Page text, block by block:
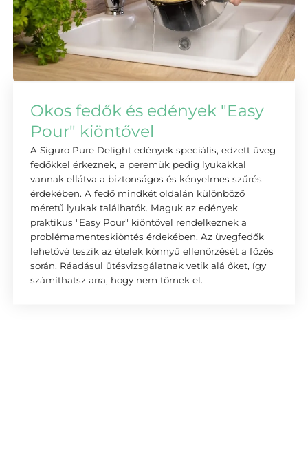
Okos fedők és edények "Easy
Pour" kiöntővel
A Siguro Pure Delight edények speciális, edzett üveg
fedőkkel érkeznek, a peremük pedig lyukakkal
vannak ellátva a biztonságos és kényelmes szűrés
érdekében. A fedő mindkét oldalán különböző
méretű lyukak találhatók. Maguk az edények
praktikus "Easy Pour" kiöntővel rendelkeznek a
problémamenteskiöntés érdekében. Az üvegfedők
lehetővé teszik az ételek könnyű ellenőrzését a főzés
során. Ráadásul ütésvizsgálatnak vetik alá őket, így
számíthatsz arra, hogy nem törnek el.